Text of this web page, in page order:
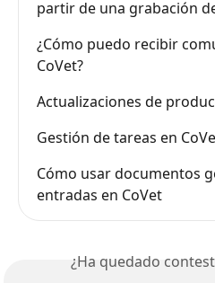
partir de una grabación
¿Cómo puedo recibir
CoVet?
Actualizaciones de
Gestión de tareas en
Cómo usar documentos
entradas en CoVet
¿Ha quedado